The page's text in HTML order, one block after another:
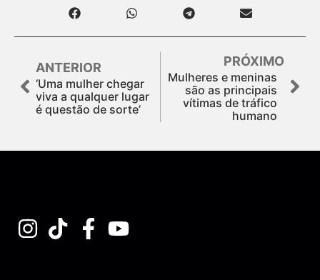
ANTERIOR
‘Uma mulher chegar
viva a qualquer lugar
é questão de sorte’
PRÓXIMO
Mulheres e meninas
são as principais
vítimas de tráfico
humano